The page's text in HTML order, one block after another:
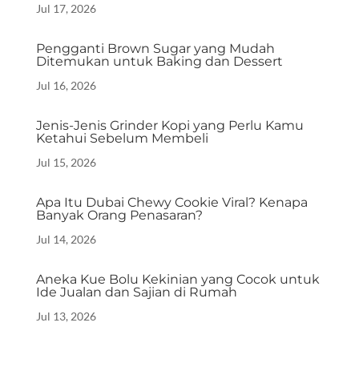
Jul 17, 2026
Pengganti Brown Sugar yang Mudah
Ditemukan untuk Baking dan Dessert
Jul 16, 2026
Jenis-Jenis Grinder Kopi yang Perlu Kamu
Ketahui Sebelum Membeli
Jul 15, 2026
Apa Itu Dubai Chewy Cookie Viral? Kenapa
Banyak Orang Penasaran?
Jul 14, 2026
Aneka Kue Bolu Kekinian yang Cocok untuk
Ide Jualan dan Sajian di Rumah
Jul 13, 2026